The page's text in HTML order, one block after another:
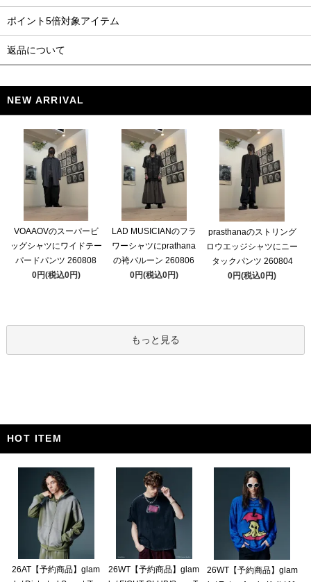
ポイント5倍対象アイテム
返品について
NEW ARRIVAL
VOAAOVのスーパービ
ッグシャツにワイドテー
パードパンツ 260808
0円(税込0円)
LAD MUSICIANのフラ
ワーシャツにprathana
の袴バルーン 260806
0円(税込0円)
prasthanaのストリング
ロウエッジシャツにニー
タックパンツ 260804
0円(税込0円)
もっと見る
HOT ITEM
26AT【予約商品】glam
26WT【予約商品】glam
26WT【予約商品】glam